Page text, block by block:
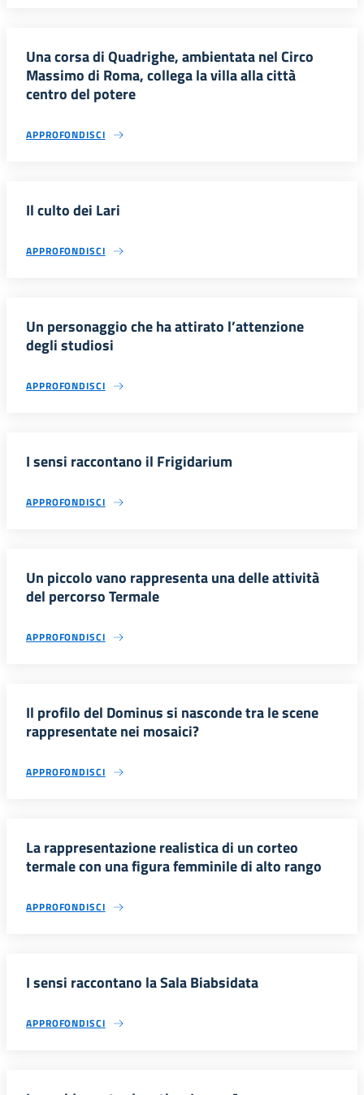
Una corsa di Quadrighe, ambientata nel Circo
Massimo di Roma, collega la villa alla città
centro del potere
APPROFONDISCI
Il culto dei Lari
APPROFONDISCI
Un personaggio che ha attirato l’attenzione
degli studiosi
APPROFONDISCI
I sensi raccontano il Frigidarium
APPROFONDISCI
Un piccolo vano rappresenta una delle attività
del percorso Termale
APPROFONDISCI
Il profilo del Dominus si nasconde tra le scene
rappresentate nei mosaici?
APPROFONDISCI
La rappresentazione realistica di un corteo
termale con una figura femminile di alto rango
APPROFONDISCI
I sensi raccontano la Sala Biabsidata
APPROFONDISCI